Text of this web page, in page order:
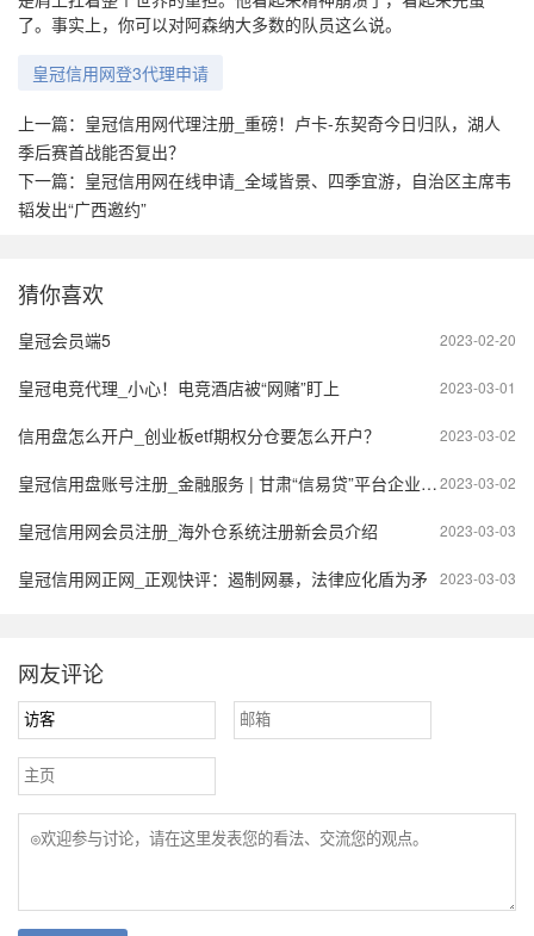
了。事实上，你可以对阿森纳大多数的队员这么说。
皇冠信用网登3代理申请
上一篇： 皇冠信用网代理注册_重磅！卢卡-东契奇今日归队，湖人
季后赛首战能否复出？
下一篇： 皇冠信用网在线申请_全域皆景、四季宜游，自治区主席韦
韬发出“广西邀约”
猜你喜欢
2023-02-20
皇冠会员端5
2023-03-01
皇冠电竞代理_小心！电竞酒店被“网赌”盯上
2023-03-02
信用盘怎么开户_创业板etf期权分仓要怎么开户？
2023-03-02
皇冠信用盘账号注册_金融服务 | 甘肃“信易贷”平台企业注册流程
2023-03-03
皇冠信用网会员注册_海外仓系统注册新会员介绍
2023-03-03
皇冠信用网正网_正观快评：遏制网暴，法律应化盾为矛
网友评论